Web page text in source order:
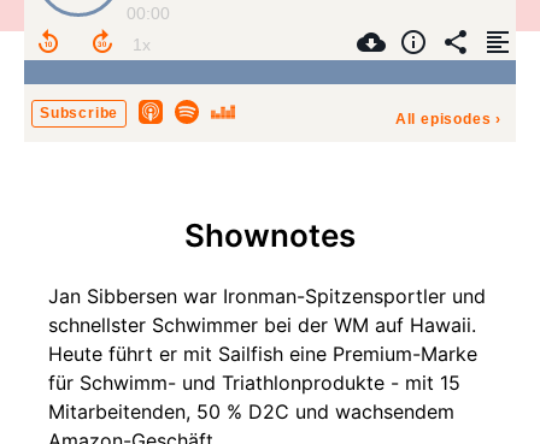
00:00
Subscribe All episodes ›
Shownotes
Jan Sibbersen war Ironman-Spitzensportler und
schnellster Schwimmer bei der WM auf Hawaii.
Heute führt er mit Sailfish eine Premium-Marke
für Schwimm- und Triathlonprodukte - mit 15
Mitarbeitenden, 50 % D2C und wachsendem